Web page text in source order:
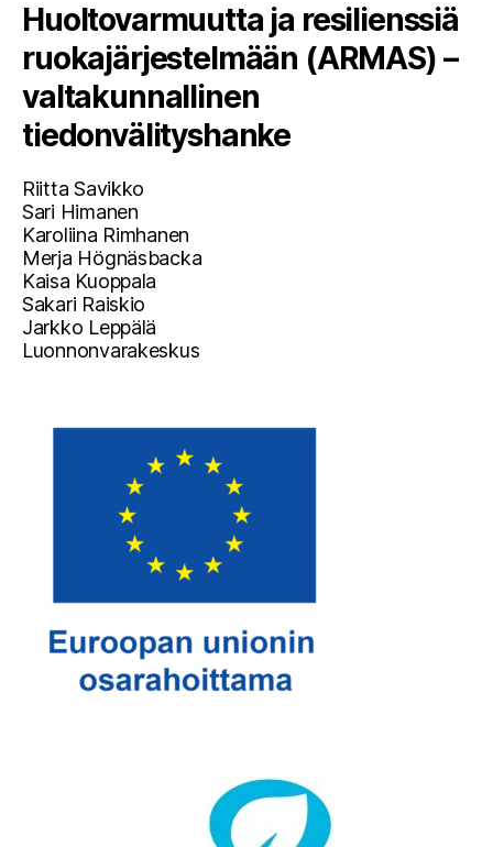
Huoltovarmuutta ja resilienssiä
ruokajärjestelmään (ARMAS) –
valtakunnallinen
tiedonvälityshanke
Riitta Savikko
Sari Himanen
Karoliina Rimhanen
Merja Högnäsbacka
Kaisa Kuoppala
Sakari Raiskio
Jarkko Leppälä
Luonnonvarakeskus